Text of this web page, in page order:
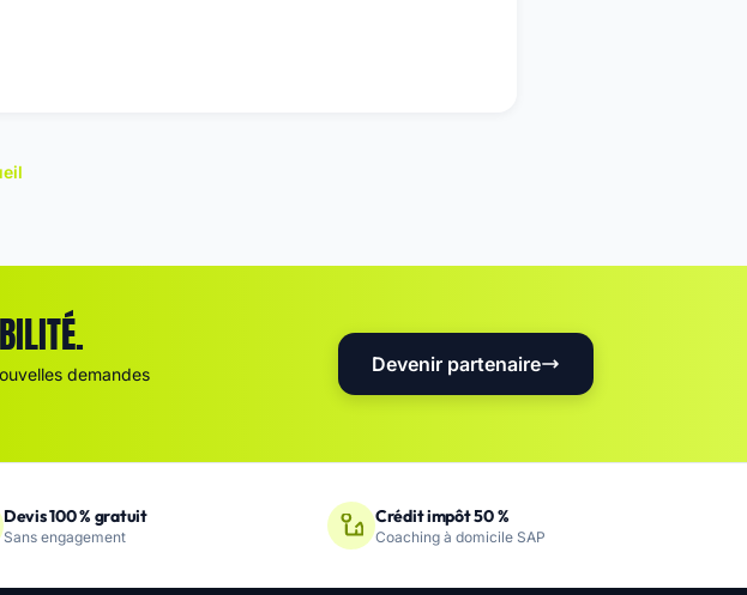
demandes
Devenir partenaire
Devis 100 % gratuit
Sans engagement
Crédit impôt 50 %
Coaching à domicile SAP